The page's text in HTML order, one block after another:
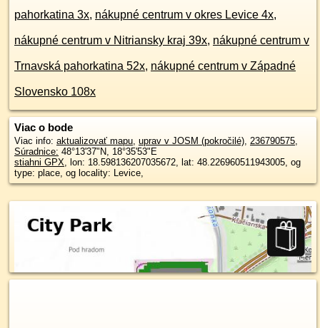
pahorkatina 3x, nákupné centrum v okres Levice 4x,
nákupné centrum v Nitriansky kraj 39x, nákupné centrum v
Trnavská pahorkatina 52x, nákupné centrum v Západné
Slovensko 108x
Viac o bode
Viac info: aktualizovať mapu, uprav v JOSM (pokročilé), 236790575,
Súradnice: 48°13'37"N, 18°35'53"E
stiahni GPX, lon: 18.598136207035672, lat: 48.226960511943005, og
type: place, og locality: Levice,